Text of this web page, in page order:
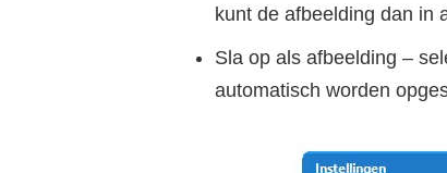
kunt de afbeelding dan in
Sla op als afbeelding –
automatisch worden